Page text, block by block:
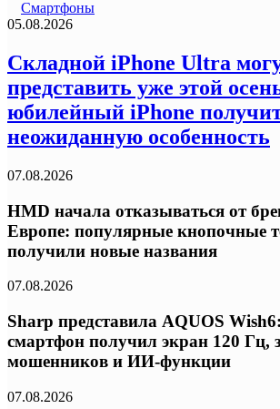
Смартфоны
05.08.2026
Складной iPhone Ultra
представить уже этой
юбилейный iPhone
неожиданную особенность
07.08.2026
HMD начала отказываться от
Европе: популярные кнопочные
получили новые названия
07.08.2026
Sharp представила AQUOS
смартфон получил экран 120 Гц,
мошенников и ИИ-функции
07.08.2026